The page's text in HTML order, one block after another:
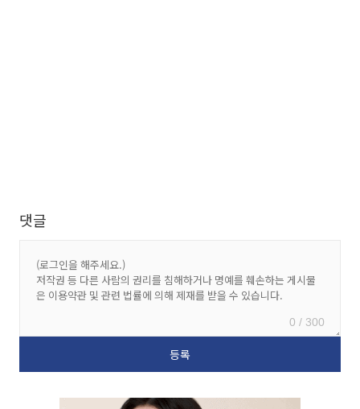
댓글
0 / 300